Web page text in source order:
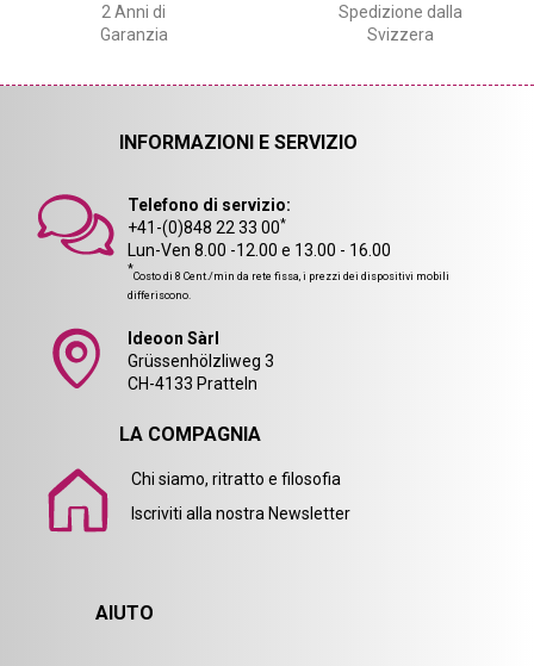
2 Anni di
Garanzia
Spedizione dalla
Svizzera
INFORMAZIONI E SERVIZIO
Telefono di servizio:
+41-(0)848 22 33 00*
Lun-Ven 8.00 -12.00 e 13.00 - 16.00
*Costo di 8 Cent./min da rete fissa, i prezzi dei dispositivi mobili
differiscono.
Ideoon Sàrl
Grüssenhölzliweg 3
CH-4133 Pratteln
LA COMPAGNIA
Chi siamo, ritratto e filosofia
Iscriviti alla nostra Newsletter
AIUTO